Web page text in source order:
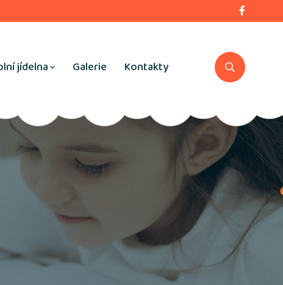
jídelna Galerie Kontakty